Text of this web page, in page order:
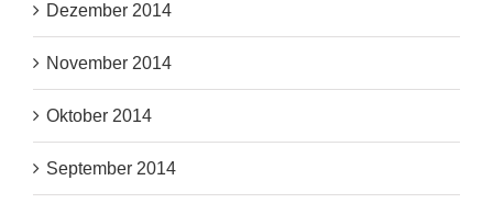
Dezember 2014
November 2014
Oktober 2014
September 2014